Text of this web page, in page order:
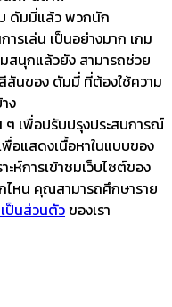
บ ดัมมี่แล้ว พวกนัก
รเล่น เป็นอย่างมาก เกม
สนุกแล้วยัง สามารถช่วย
สันของ ดัมมี่ ที่ต้องใช้ความ
ง
ๆ เพื่อปรับปรุงประสบการณ์
อแสดงเนื้อหาในแบบของ
ห์การเข้าชมเว็บไซต์ของ
กไหน คุณสามารถศึกษาราย
ป็นส่วนตัวของเรา